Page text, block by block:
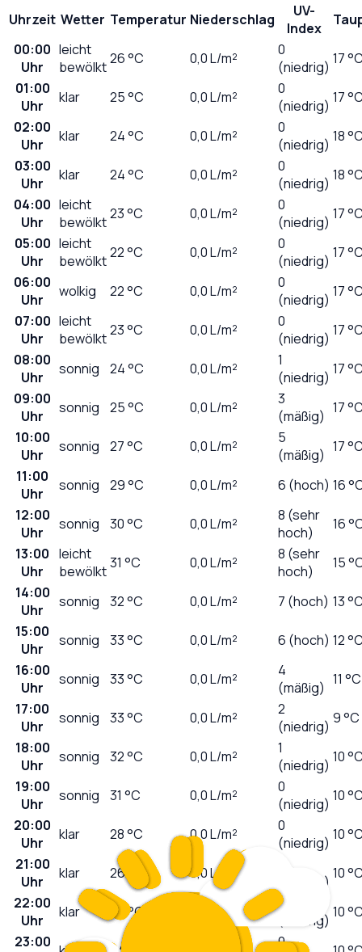
Uhrzeit Wetter Temperatur Niederschlag
UV-
Index
00:00
Uhr
leicht
bewölkt26°C 0,0L/m²
0
(niedrig) 17
01:00
Uhr
klar 25°C 0,0L/m²
0
(niedrig) 17
02:00
Uhr
klar 24°C 0,0L/m²
0
(niedrig) 18
03:00
Uhr
klar 24°C 0,0L/m²
0
(niedrig) 18
04:00
Uhr
leicht
bewölkt23°C 0,0L/m²
0
(niedrig) 17
05:00
Uhr
leicht
bewölkt22°C 0,0L/m²
0
(niedrig) 17
06:00
Uhr
wolkig 22°C 0,0L/m²
0
(niedrig) 17
07:00
Uhr
leicht
bewölkt23°C 0,0L/m²
0
(niedrig) 17
08:00
Uhr
sonnig 24°C 0,0L/m²
1
(niedrig) 17
09:00
Uhr
sonnig 25°C 0,0L/m²
3
(mäßig) 17
10:00
Uhr
sonnig 27°C 0,0L/m²
5
(mäßig) 17
11:00
Uhr
sonnig 29°C 0,0L/m² 6 (hoch) 16
12:00
Uhr
sonnig 30°C 0,0L/m²
8 (sehr
hoch)
16
13:00
Uhr
leicht
bewölkt31 °C 0,0L/m²
8 (sehr
hoch)
15
14:00
Uhr
sonnig 32°C 0,0L/m² 7 (hoch) 13
15:00
Uhr
sonnig 33°C 0,0L/m² 6 (hoch) 12
16:00
Uhr
sonnig 33°C 0,0L/m²
4
(mäßig) 11 °C
17:00
Uhr
sonnig 33°C 0,0L/m²
2
(niedrig) 9 °C
18:00
Uhr
sonnig 32°C 0,0L/m²
1
(niedrig) 10
19:00
Uhr
sonnig 31 °C 0,0L/m²
0
(niedrig) 10
20:00
Uhr
klar 28°C 0,0L/m²
0
(niedrig) 10
21:00
Uhr
klar 26°C 0,0L/m²
(niedrig) 10
22:00
Uhr
klar 25 °C L/m²
0
(niedrig) 10
23:00
0